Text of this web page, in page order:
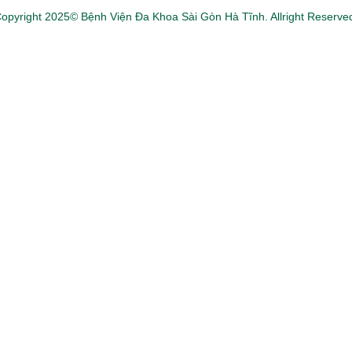
2025© Bệnh Viện Đa Khoa Sài Gòn Hà Tĩnh. Allright